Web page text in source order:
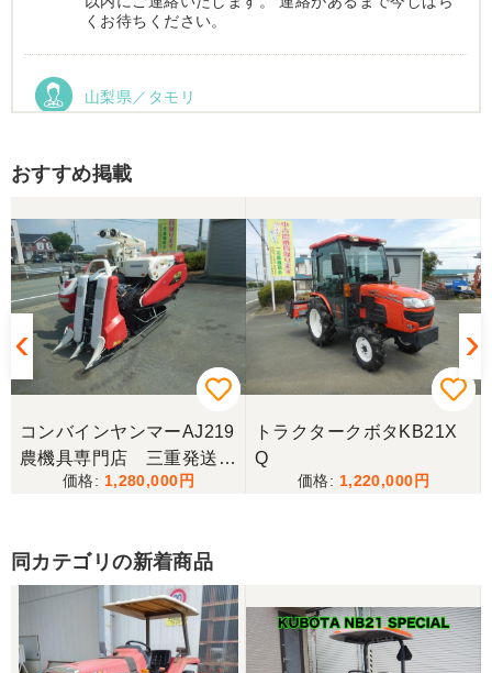
くお待ちください。
山梨県／タモリ
だきます。ありがとうございました。
山梨県／伊藤明久
引き取りに行くまでに 時間が掛かってしまって
待っていて頂き有り難うございました。
山梨県／樋野進悦
メールの返信がなかったので、残念ですが、こちら
うございました。
山梨県／じん
おすすめ掲載
コンバインヤンマーAJ219
農機具専門店 三重発送整
備済み
1,280,000
トラクタークボタKB21X
Q
1,220,000
同カテゴリの新着商品